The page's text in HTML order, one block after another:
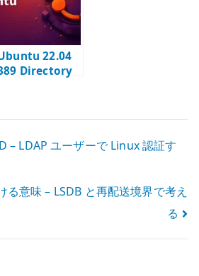
22.04
Directory
– LDAP ユーザーで Linux 認証す
る意味 – LSDB と再配送境界で考え
る